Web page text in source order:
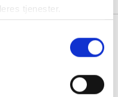
tjenester.